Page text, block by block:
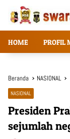
Langsung
konten
HOME PROFIL
Beranda NASIONAL
NASIONAL
Presiden
sejumlah